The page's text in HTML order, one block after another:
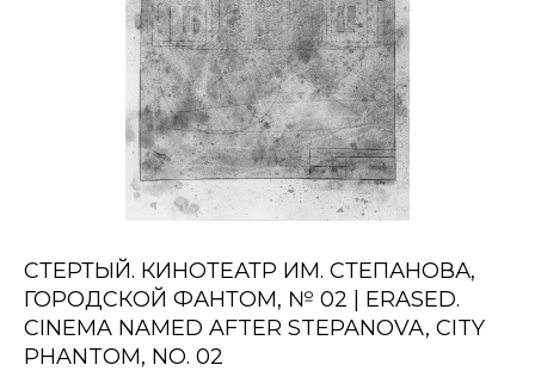
СТЕРТЫЙ. КИНОТЕАТР ИМ. СТЕПАНОВА,
ГОРОДСКОЙ ФАНТОМ, № 02 | ERASED.
CINEMA NAMED AFTER STEPANOVA, CITY
PHANTOM, NO. 02